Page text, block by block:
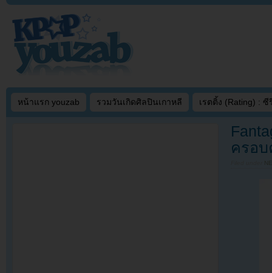
หน้าแรก youzab รวมวันเกิดศิลปินเกาหลี เรตติ้ง (Rating) : ซี
ครอ